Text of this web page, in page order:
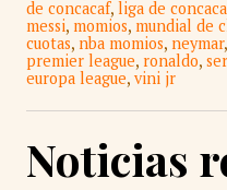
de concacaf, liga de
messi, momios, mundial de
cuotas, nba momios, neymar,
premier league, ronaldo,
europa league, vini jr
Noticias